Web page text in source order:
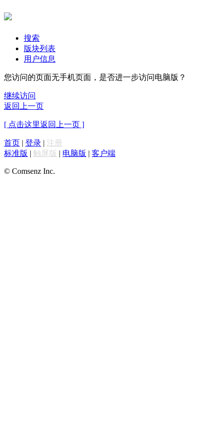
搜索
版块列表
用户信息
您访问的页面无手机页面，是否进一步访问电脑版？
继续访问
返回上一页
[ 点击这里返回上一页 ]
首页 | 登录 | 注册
标准版 | 触屏版 | 电脑版 | 客户端
© Comsenz Inc.